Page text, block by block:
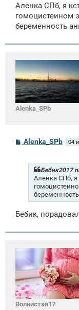
б
щ
н
е
Аленка СПб, я
гомоцистеином
беременность
Alenka_SPb
С
Alenka_SPb 04
Бебик2017
Аленка СПб, я
Бебик,
Волнистая17